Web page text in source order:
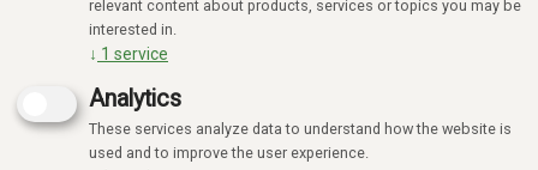
relevant content about products, services or topics you may be
interested in.
↓ 1 service
Analytics
These services analyze data to understand how the website is
used and to improve the user experience.